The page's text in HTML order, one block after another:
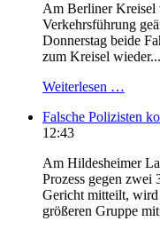
Am Berliner Kreisel
Verkehrsführung
Donnerstag beide
zum Kreisel wieder...
Weiterlesen …
Falsche Polizisten
12:43
Am Hildesheimer
Prozess gegen zwei
Gericht mitteilt,
größeren Gruppe